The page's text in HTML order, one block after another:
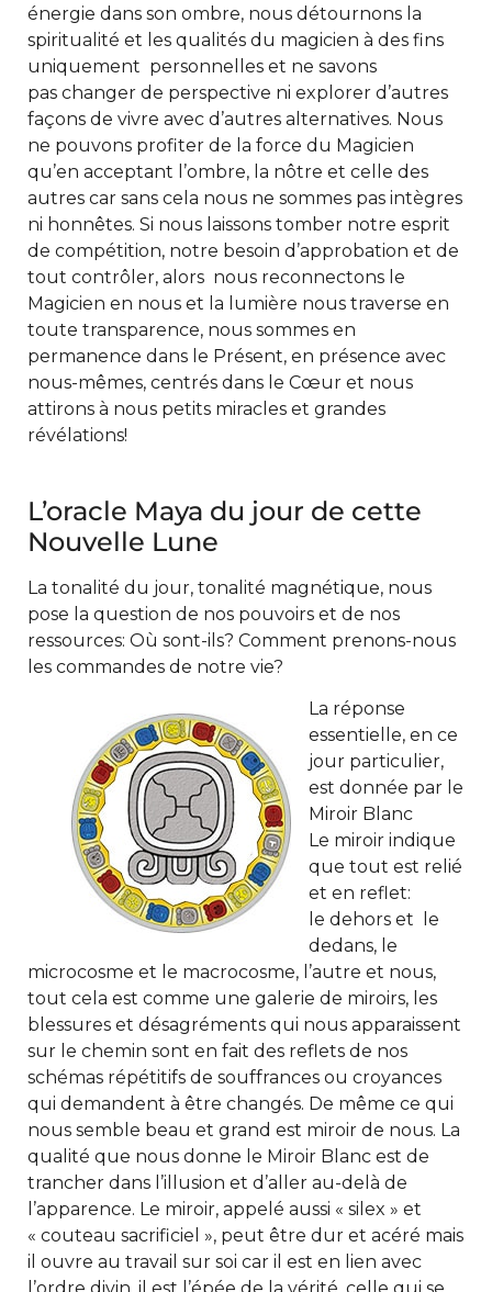
énergie dans son ombre, nous détournons la
spiritualité et les qualités du magicien à des fins
uniquement personnelles et ne savons
pas changer de perspective ni explorer d’autres
façons de vivre avec d’autres alternatives. Nous
ne pouvons profiter de la force du Magicien
qu’en acceptant l’ombre, la nôtre et celle des
autres car sans cela nous ne sommes pas intègres
ni honnêtes. Si nous laissons tomber notre esprit
de compétition, notre besoin d’approbation et de
tout contrôler, alors nous reconnectons le
Magicien en nous et la lumière nous traverse en
toute transparence, nous sommes en
permanence dans le Présent, en présence avec
nous-mêmes, centrés dans le Cœur et nous
attirons à nous petits miracles et grandes
révélations!
L’oracle Maya du jour de cette
Nouvelle Lune
La tonalité du jour, tonalité magnétique, nous
pose la question de nos pouvoirs et de nos
ressources: Où sont-ils? Comment prenons-nous
les commandes de notre vie?
La réponse
essentielle, en ce
jour particulier,
est donnée par le
Miroir Blanc
Le miroir indique
que tout est relié
et en reflet:
le dehors et le
dedans, le
microcosme et le macrocosme, l’autre et nous,
tout cela est comme une galerie de miroirs, les
blessures et désagréments qui nous apparaissent
sur le chemin sont en fait des reflets de nos
schémas répétitifs de souffrances ou croyances
qui demandent à être changés. De même ce qui
nous semble beau et grand est miroir de nous. La
qualité que nous donne le Miroir Blanc est de
trancher dans l’illusion et d’aller au-delà de
l’apparence. Le miroir, appelé aussi « silex » et
« couteau sacrificiel », peut être dur et acéré mais
il ouvre au travail sur soi car il est en lien avec